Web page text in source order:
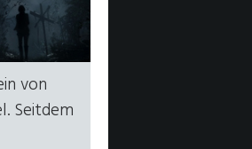
von
Seitdem